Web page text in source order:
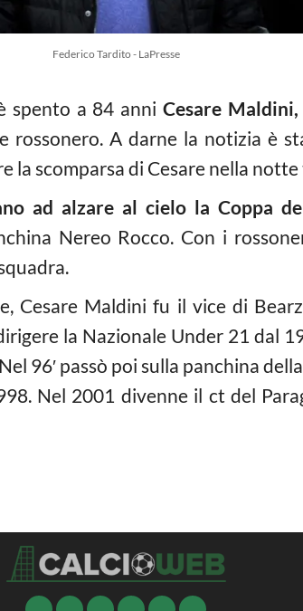
Federico Tardito - LaPresse
spento a 84 anniCesare Maldini,
rossonero. A darne la notizia è
la scomparsa di Cesare nella notte
ad alzare al cielo la Coppa
Nereo Rocco. Con i
Cesare Maldini fu il vice di
la Nazionale Under 21 dal
96′ passò poi sulla panchina
Nel 2001 divenne il ct del